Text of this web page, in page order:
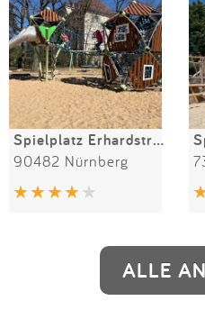
Spielplatz Erhardstraße
90482 Nürnberg
ALLE